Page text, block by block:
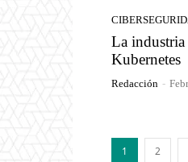
La industria
Kubernetes
Redacción -
1 2